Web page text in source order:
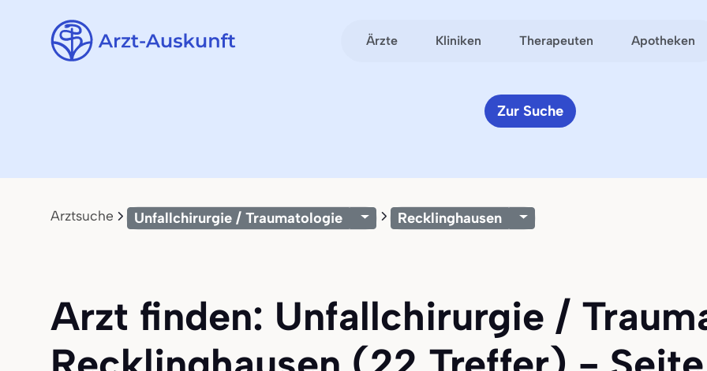
Ärzte Kliniken Therapeuten Apotheken
Zur Suche
Arztsuche Unfallchirurgie / Traumatologie Recklinghausen
Arzt finden: Unfallchirurgie /